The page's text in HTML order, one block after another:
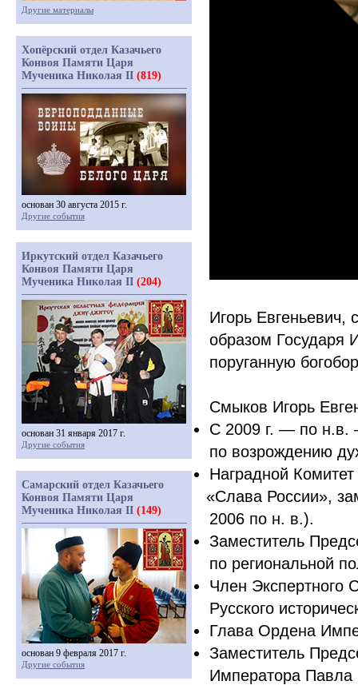
Игорь
образом Государя
поруганную
Смыков Игорь
С 2009 г. — по
по возрождению
Наградной
«Слава России»,
2006 по н. в.).
Заместитель
по региональной
Член Экспертного
Русского
Глава Ордена
Заместитель
Императора Павла
Другие материалы
Хопёрский отдел Казачьего
Конвоя Памяти Царя
Мученика Николая II (819)
основан 30 августа 2015 г.
Другие события
Иркутский отдел Казачьего
Конвоя Памяти Царя
Мученика Николая II (204)
основан 31 января 2017 г.
Другие события
Самарский отдел Казачьего
Конвоя Памяти Царя
Мученика Николая II (149)
основан 9 февраля 2017 г.
Другие события